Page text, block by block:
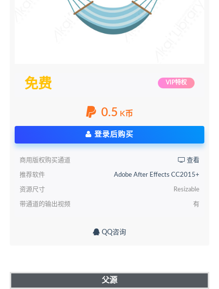
免费 VIP特权
0.5 K币
登录后购买
商用版权购买通道 查看
推荐软件 Adobe After Effects CC2015+
资源尺寸 Resizable
带通道的输出视频 有
QQ咨询
父源